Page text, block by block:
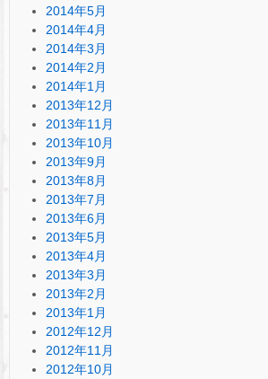
2014年5月
2014年4月
2014年3月
2014年2月
2014年1月
2013年12月
2013年11月
2013年10月
2013年9月
2013年8月
2013年7月
2013年6月
2013年5月
2013年4月
2013年3月
2013年2月
2013年1月
2012年12月
2012年11月
2012年10月